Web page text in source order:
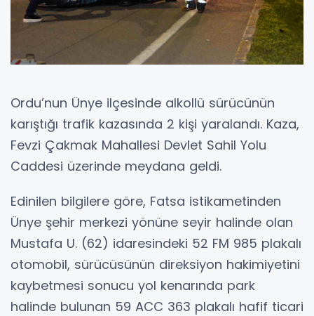
Ordu’nun Ünye ilçesinde alkollü sürücünün
karıştığı trafik kazasında 2 kişi yaralandı. Kaza,
Fevzi Çakmak Mahallesi Devlet Sahil Yolu
Caddesi üzerinde meydana geldi.
Edinilen bilgilere göre, Fatsa istikametinden
Ünye şehir merkezi yönüne seyir halinde olan
Mustafa U. (62) idaresindeki 52 FM 985 plakalı
otomobil, sürücüsünün direksiyon hakimiyetini
kaybetmesi sonucu yol kenarında park
halinde bulunan 59 ACC 363 plakalı hafif ticari